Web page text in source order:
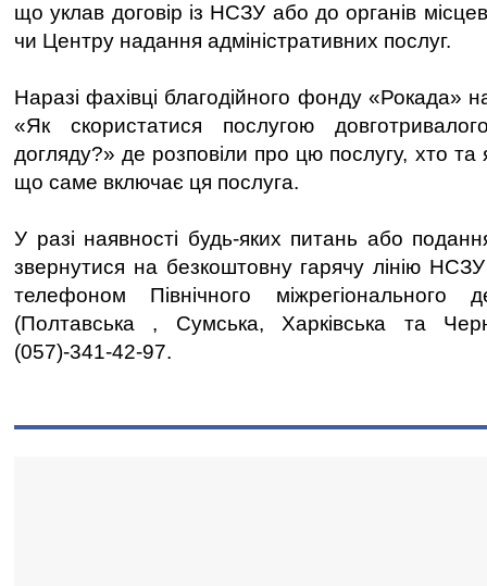
що уклав договір із НСЗУ або до органів
чи Центру надання адміністративних послуг.
Наразі фахівці благодійного фонду «Рокада»
«Як скористатися послугою
догляду?» де розповіли про цю послугу, хто та
що саме включає ця послуга.
У разі наявності будь-яких питань або
звернутися на безкоштовну гарячу лінію
телефоном Північного міжрегіонального
(Полтавська , Сумська, Харківська та
(057)-341-42-97.